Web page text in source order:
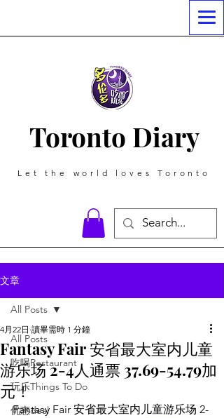
Toronto Diary
Let the world loves Toronto
文章
All Posts
吃喝Restaurant
玩乐Things To Do
优惠deal
All Posts
Fantasy Fair 安省最大室内儿童
游乐场 2-4人通票 37.69-54.79加
元！
4月22日 讀畢需時 1 分鐘
Fantasy Fair 安省最大室内儿童游乐场 2-